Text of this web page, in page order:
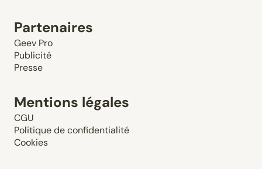
Partenaires
Geev Pro
Publicité
Presse
Mentions légales
CGU
Politique de confidentialité
Cookies